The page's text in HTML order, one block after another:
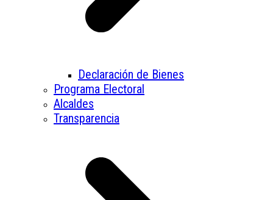
Declaración de Bienes
Programa Electoral
Alcaldes
Transparencia